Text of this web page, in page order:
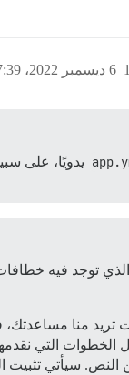
6 ديسمبر 2022، 7:39م
يدويًا، على
الذي توجد فيه
تريد منا
الخطوات التي
سيأتي تثبيت